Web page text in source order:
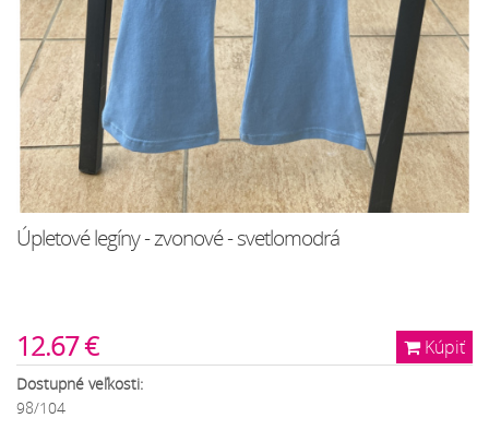
Úpletové legíny - zvonové - svetlomodrá
Kúpiť
12.67 €
Dostupné veľkosti:
98/104